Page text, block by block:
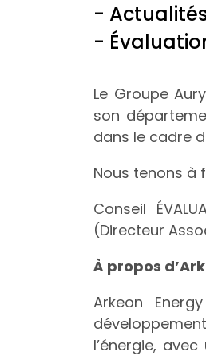
-
-
Le Groupe
son
dans le cadre
Nous tenons à
Conseil
(Directeur
À propos
Arkeon
l’énergie,